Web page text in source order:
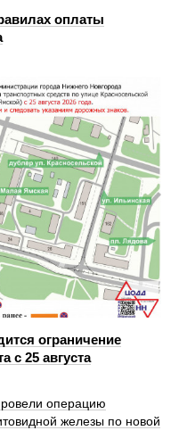
оплаты
ограничение
с 25 августа
операцию
железы по новой